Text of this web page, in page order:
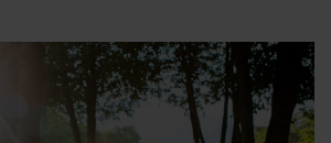
Logga in
Prenumerera